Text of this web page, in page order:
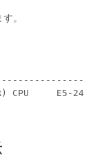
。
E5-